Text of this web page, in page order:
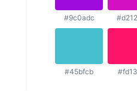
#9c0adc
#45bfcb